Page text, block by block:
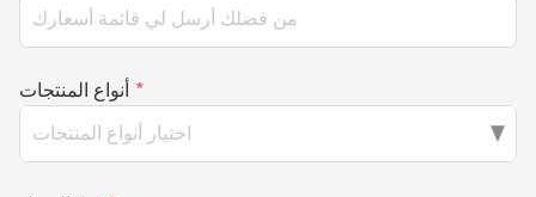
أنواع المنتجات *